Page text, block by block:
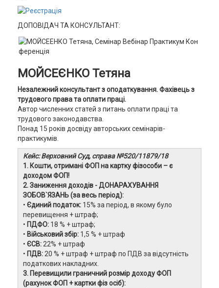
ДОПОВІДАЧ ТА КОНСУЛЬТАНТ:
МОЙСЕЄНКО Тетяна
Незалежний консультант з оподаткування. Фахівець з
трудового права та оплати праці.
Автор численних статей з питань оплати праці та
трудового законодавства.
Понад 15 років досвіду авторських семінарів-
практикумів.
Кейс: Верховний Суд, справа №520/11879/18
1. Кошти, отримані ФОП на картку фізособи – є
доходом ФОП!
2. Заниження доходів - ДОНАРАХУВАННЯ
ЗОБОВ`ЯЗАНЬ (за весь період):
• Єдиний податок: 15% за період, в якому було
перевищення + штраф;
• ПДФО: 18 % + штраф;
• Військовий збір:1,5 % + штраф
• ЄСВ:22% + штраф
• ПДВ:20 % + штраф + штраф по ПДВ за відсутність
податкових накладних.
3. Перевищили граничний розмір доходу ФОП
(рахунок ФОП + картки фіз осіб):